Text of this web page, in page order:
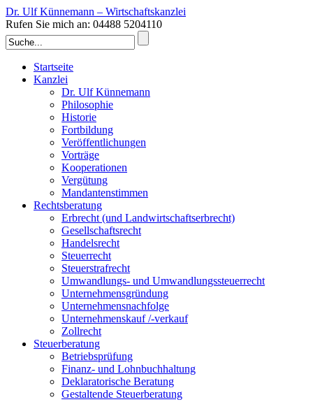
Dr. Ulf Künnemann – Wirtschaftskanzlei
Rufen Sie mich an: 04488 5204110
Startseite
Kanzlei
Dr. Ulf Künnemann
Philosophie
Historie
Fortbildung
Veröffentlichungen
Vorträge
Kooperationen
Vergütung
Mandantenstimmen
Rechtsberatung
Erbrecht (und Landwirtschaftserbrecht)
Gesellschaftsrecht
Handelsrecht
Steuerrecht
Steuerstrafrecht
Umwandlungs- und Umwandlungssteuerrecht
Unternehmensgründung
Unternehmensnachfolge
Unternehmenskauf /-verkauf
Zollrecht
Steuerberatung
Betriebsprüfung
Finanz- und Lohnbuchhaltung
Deklaratorische Beratung
Gestaltende Steuerberatung